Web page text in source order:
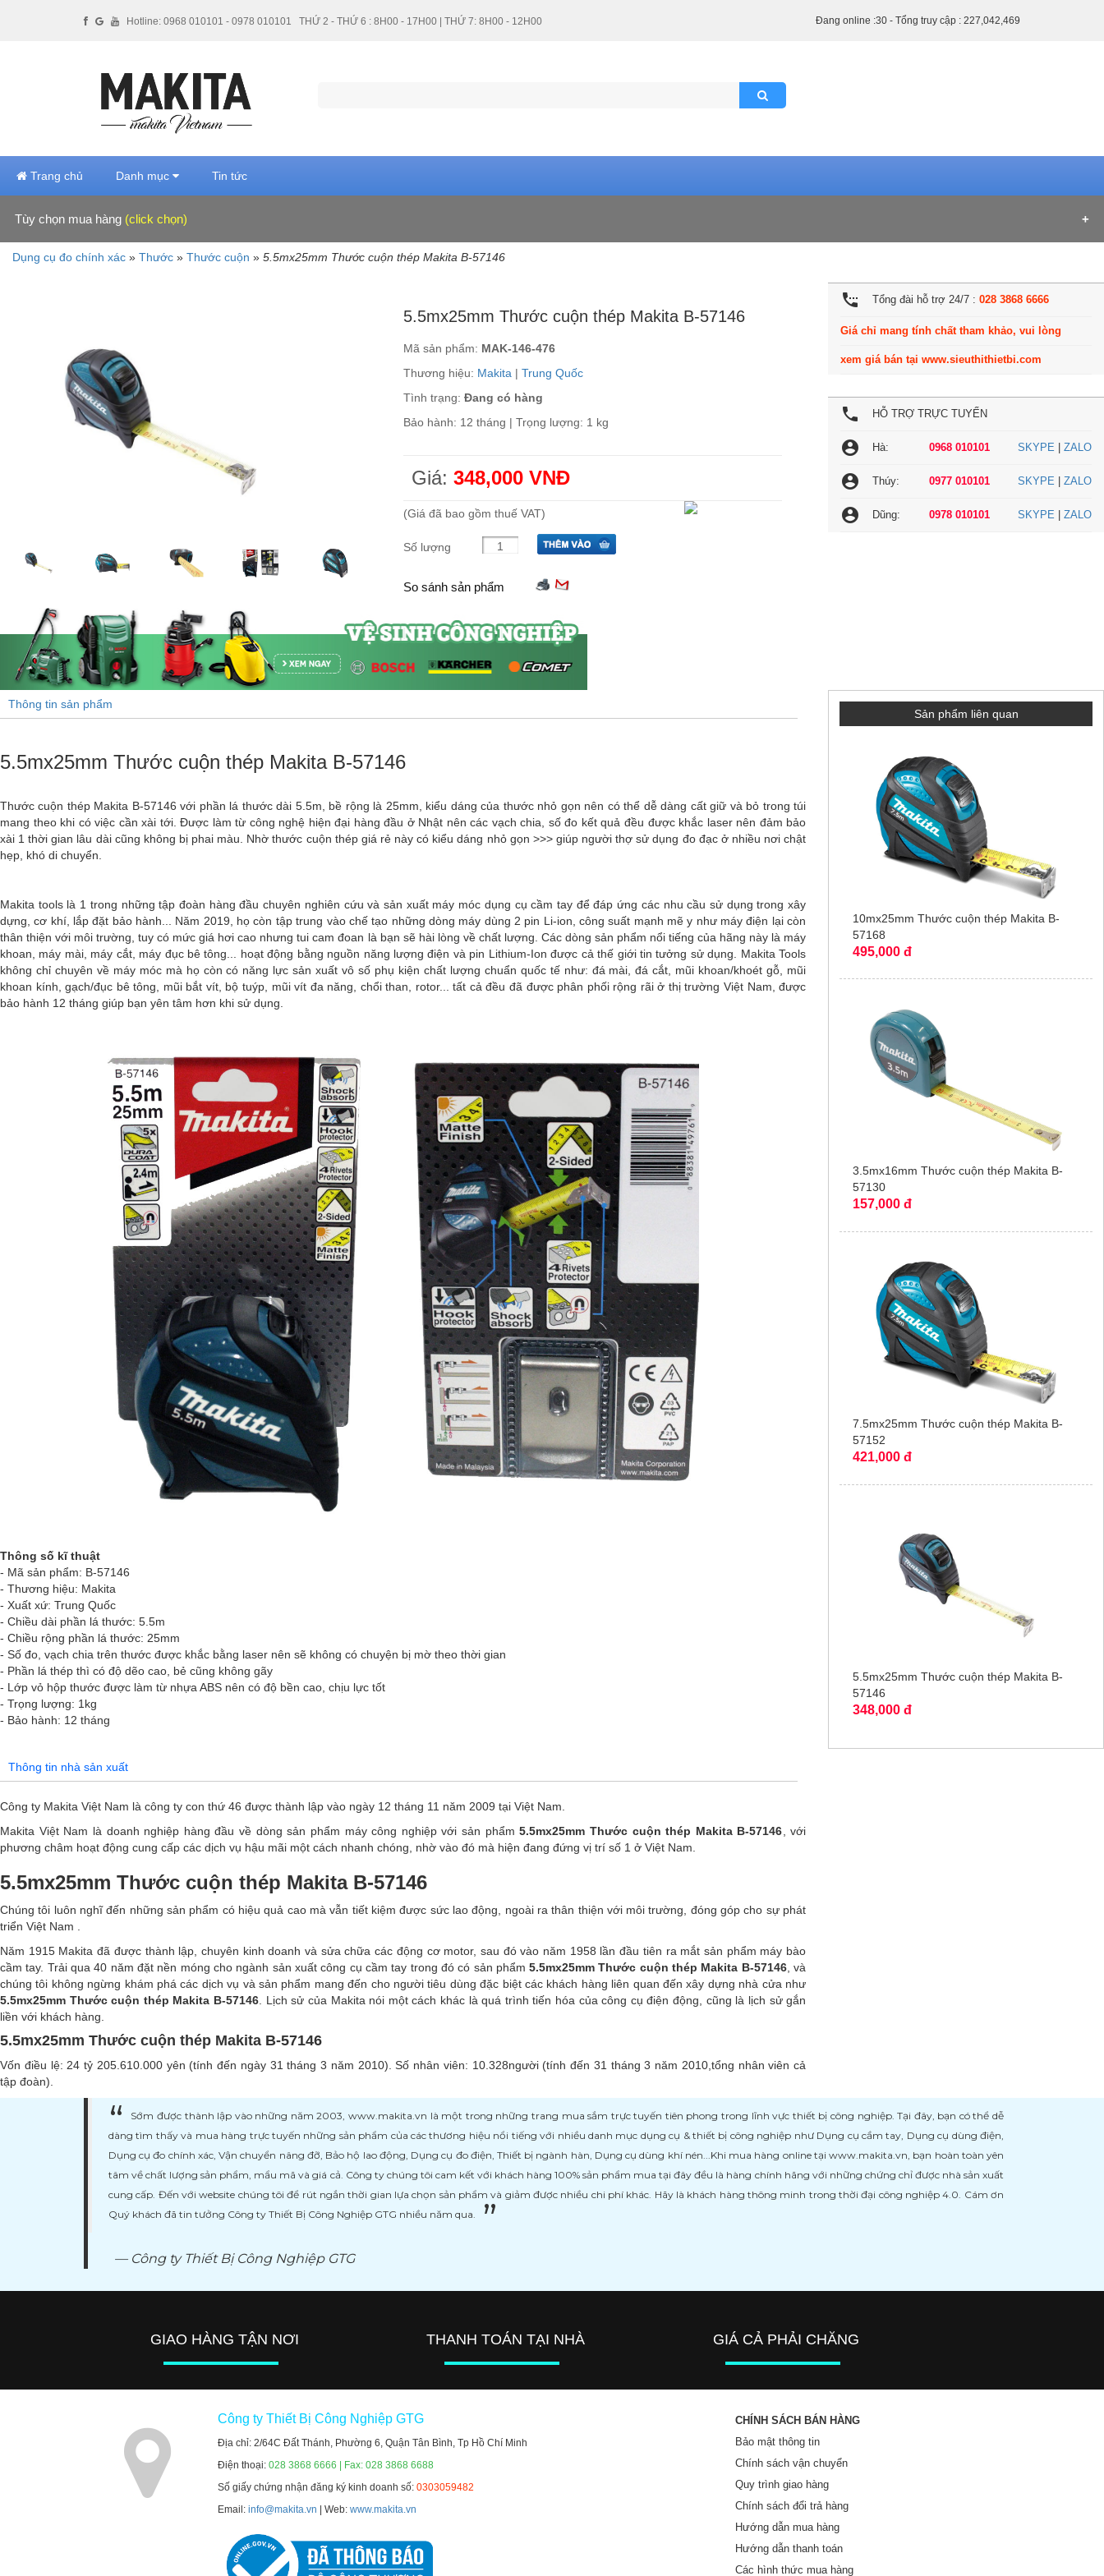
Trang chủ Danh mục Tin tức
Tùy chọn mua hàng (click chọn)
Hãng sản xuất
Trung Quốc (4)
Dụng cụ đo chính xác » Thước » Thước cuộn » 5.5mx25mm Thước cuộn thép Makita B-57146
5.5mx25mm Thước cuộn thép Makita B-57146
Mã sản phẩm: MAK-146-476
Thương hiệu: Makita| Trung Quốc
Tình trạng: Đang có hàng
Bảo hành: 12 tháng | Trọng lượng: 1 kg
Giá: 348,000 VNĐ
(Giá đã bao gồm thuế VAT)
Số lượng
So sánh sản phẩm
settings_phone Tổng đài hỗ trợ 24/7 :028 3868 6666
Giá chỉ mang tính chất tham khảo, vui lòng
xem giá bán tại www.sieuthithietbi.com
local_phone HỖ TRỢ TRỰC TUYẾN
account_circle Hà: 0968 010101 SKYPE ZALO
account_circle Thúy: 0977 010101 SKYPE ZALO
account_circle Dũng: 0978 010101 SKYPE ZALO
Thông tin sản phẩm
5.5mx25mm Thước cuộn thép Makita B-57146
Thước cuộn thép Makita B-57146 với phần lá thước dài 5.5m, bề rộng là 25mm, kiểu dáng của thước nhỏ gọn nên có thể dễ dàng cất giữ và bỏ trong túi
mang theo khi có việc cần xài tới. Được làm từ công nghệ hiện đại hàng đầu ở Nhật nên các vạch chia, số đo kết quả đều được khắc laser nên đảm bảo
xài 1 thời gian lâu dài cũng không bị phai màu. Nhờ thước cuộn thép giá rẻ này có kiểu dáng nhỏ gọn >>> giúp người thợ sử dụng đo đạc ở nhiều nơi chật
hẹp, khó di chuyển.
Makita tools là 1 trong những tập đoàn hàng đầu chuyên nghiên cứu và sản xuất máy móc dụng cụ cầm tay để đáp ứng các nhu cầu sử dụng trong xây
dựng, cơ khí, lắp đặt bảo hành... Năm 2019, họ còn tập trung vào chế tạo những dòng máy dùng 2 pin Li-ion, công suất mạnh mẽ y như máy điện lại còn
thân thiện với môi trường, tuy có mức giá hơi cao nhưng tui cam đoan là bạn sẽ hài lòng về chất lượng. Các dòng sản phẩm nổi tiếng của hãng này là máy
khoan, máy mài, máy cắt, máy đục bê tông... hoạt động bằng nguồn năng lượng điện và pin Lithium-Ion được cả thế giới tin tưởng sử dụng. Makita Tools
không chỉ chuyên về máy móc mà họ còn có năng lực sản xuất vô số phụ kiện chất lượng chuẩn quốc tế như: đá mài, đá cắt, mũi khoan/khoét gỗ, mũi
khoan kính, gạch/đục bê tông, mũi bắt vít, bộ tuýp, mũi vít đa năng, chổi than, rotor... tất cả đều đã được phân phối rộng rãi ở thị trường Việt Nam, được
bảo hành 12 tháng giúp bạn yên tâm hơn khi sử dụng.
Thông số kĩ thuật
- Mã sản phẩm: B-57146
- Thương hiệu: Makita
- Xuất xứ: Trung Quốc
- Chiều dài phần lá thước: 5.5m
- Chiều rộng phần lá thước: 25mm
- Số đo, vạch chia trên thước được khắc bằng laser nên sẽ không có chuyện bị mờ theo thời gian
- Phần lá thép thì có độ dẽo cao, bẻ cũng không gãy
- Lớp vỏ hộp thước được làm từ nhựa ABS nên có độ bền cao, chịu lực tốt
- Trọng lượng: 1kg
- Bảo hành: 12 tháng
Thông tin nhà sản xuất
Công ty Makita Việt Nam là công ty con thứ 46 được thành lập vào ngày 12 tháng 11 năm 2009 tại Việt Nam.
Makita Việt Nam là doanh nghiệp hàng đầu về dòng sản phẩm máy công nghiệp với sản phẩm5.5mx25mm Thước cuộn thép Makita B-57146 , với
phương châm hoạt động cung cấp các dịch vụ hậu mãi một cách nhanh chóng, nhờ vào đó mà hiện đang đứng vị trí số 1 ở Việt Nam.
5.5mx25mm Thước cuộn thép Makita B-57146
Chúng tôi luôn nghĩ đến những sản phẩm có hiệu quả cao mà vẫn tiết kiệm được sức lao động, ngoài ra thân thiện với môi trường, đóng góp cho sự phát
triển Việt Nam .
Năm 1915 Makita đã được thành lập, chuyên kinh doanh và sửa chữa các động cơ motor, sau đó vào năm 1958 lần đầu tiên ra mắt sản phẩm máy bào
cầm tay. Trải qua 40 năm đặt nền móng cho ngành sản xuất công cụ cầm tay trong đó có sản phẩm5.5mx25mm Thước cuộn thép Makita B-57146, và
chúng tôi không ngừng khám phá các dịch vụ và sản phẩm mang đến cho người tiêu dùng đặc biệt các khách hàng liên quan đến xây dựng nhà cửa như
5.5mx25mm Thước cuộn thép Makita B-57146 . Lịch sử của Makita nói một cách khác là quá trình tiến hóa của công cụ điện động, cũng là lịch sử gắn
liền với khách hàng.
5.5mx25mm Thước cuộn thép Makita B-57146
Vốn điều lệ: 24 tỷ 205.610.000 yên (tính đến ngày 31 tháng 3 năm 2010). Số nhân viên: 10.328người (tính đến 31 tháng 3 năm 2010,tổng nhân viên cả
tập đoàn).
Sản phẩm liên quan
10mx25mm Thước cuộn thép Makita B-
57168
495,000 đ
3.5mx16mm Thước cuộn thép Makita B-
57130
157,000 đ
7.5mx25mm Thước cuộn thép Makita B-
57152
421,000 đ
5.5mx25mm Thước cuộn thép Makita B-
57146
348,000 đ
Sớm được thành lập vào những năm 2003, www.makita.vn là một trong những trang mua sắm trực tuyến tiên phong trong lĩnh vực thiết bị công nghiệp. Tại đây, bạn có thể dễ
dàng tìm thấy và mua hàng trực tuyến những sản phẩm của các thương hiệu nổi tiếng với nhiều danh mục dụng cụ & thiết bị công nghiệp như Dụng cụ cầm tay, Dụng cụ dùng điện,
Dụng cụ đo chính xác, Vận chuyển nâng đỡ, Bảo hộ lao động, Dụng cụ đo điện, Thiết bị ngành hàn, Dụng cụ dùng khí nén...Khi mua hàng online tại www.makita.vn, bạn hoàn toàn yên
tâm về chất lượng sản phẩm, mẩu mã và giá cả. Công ty chúng tôi cam kết với khách hàng 100% sản phẩm mua tại đây đều là hàng chính hãng với những chứng chỉ được nhà sản xuất
cung cấp. Đến với website chúng tôi để rút ngắn thời gian lựa chọn sản phẩm và giảm được nhiều chi phí khác. Hãy là khách hàng thông minh trong thời đại công nghiệp 4.0. Cám ơn
Quý khách đã tin tưởng Công ty Thiết Bị Công Nghiệp GTG nhiều năm qua.
Công ty Thiết Bị Công Nghiệp GTG
GIAO HÀNG TẬN NƠI THANH TOÁN TẠI NHÀ GIÁ CẢ PHẢI CHĂNG
Công ty Thiết Bị Công Nghiệp GTG
Địa chỉ: 2/64C Đất Thánh, Phường 6, Quận Tân Bình, Tp Hồ Chí Minh
Điện thoại:028 3868 6666 | Fax: 028 3868 6688
Số giấy chứng nhận đăng ký kinh doanh số:0303059482
Email:info@makita.vn | Web:www.makita.vn
CHÍNH SÁCH BÁN HÀNG
Bảo mật thông tin
Chính sách vận chuyển
Quy trình giao hàng
Chính sách đổi trả hàng
Hướng dẫn mua hàng
Hướng dẫn thanh toán
Các hình thức mua hàng
Hotline: 0968 010101 - 0978 010101 THỨ 2 - THỨ 6 : 8H00 - 17H00 | THỨ 7: 8H00 - 12H00 Đang online :30 - Tổng truy cập : 227,042,469